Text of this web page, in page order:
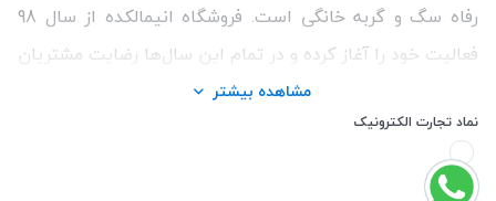
رفاه سگ و گربه خانگی است. فروشگاه انیمالکده از سال 98
فعالیت خود را آغاز کرده و در تمام این سال‌ها رضایت مشتریان
و ارائه محصولات اورجینال و با کیفیت برای حفظ سلامتی
حیوانات را اولویت کار خود قرار داده است. ما همواره سعی
کردیم با تنوع بالای محصولات و اطمینان از اصالت کالاها و
مشاهده بیشتر
نماد تجارت الکترونیک